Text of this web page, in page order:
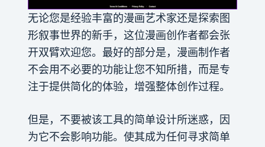
无论您是经验丰富的漫画艺术家还是探索图
形叙事世界的新手，这位漫画创作者都会张
开双臂欢迎您。最好的部分是，漫画制作者
不会用不必要的功能让您不知所措，而是专
注于提供简化的体验，增强整体创作过程。
但是，不要被该工具的简单设计所迷惑，因
为它不会影响功能。使其成为任何寻求简单